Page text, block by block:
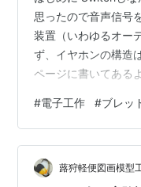
思ったので音声信号
装置（いわゆるオー
ず、イヤホンの構造
ページに書いてある
ーディオ信号を接続
に流せる。
上の理論で行くと、
気的に接続すれば良
#電子工作 #ブレッ
蕗狩軽便図画模型